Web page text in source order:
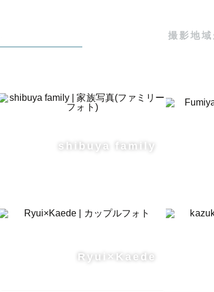
撮影地域
shibuya family
Ryui×Kaede